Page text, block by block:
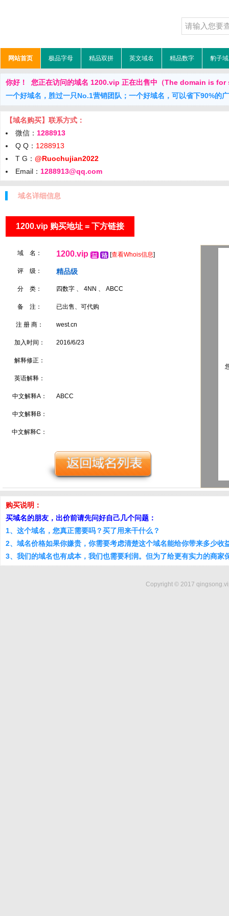
网站首页 极品字母 精品双拼 英文域名 精品数字 豹子
你好！ 您正在访问的域名 1200.vip 正在出售中（The domain is for
一个好域名，胜过一只No.1营销团队；一个好域名，可以省下90%的
【域名购买】联系方式：
微信： 1288913
Q Q： 1288913
T G： @Ruochujian2022
Email： 1288913@qq.com
域名详细信息
1200.vip 购买地址 = 下方链接
域 名： 1200.vip [查看Whois信息]
评 级： 精品级
分 类： 四数字 、 4NN 、 ABCC
备 注： 已出售、可代购
注 册 商： west.cn
加入时间： 2016/6/23
解释修正：
英语解释：
中文解释A： ABCC
中文解释B：
中文解释C：
购买说明：
买域名的朋友，出价前请先问好自己几个问题：
1、这个域名，您真正需要吗？买了用来干什么？
2、域名价格如果你嫌贵，你需要考虑清楚这个域名能给你带来多少收
3、我们的域名也有成本，我们也需要利润。但为了给更有实力的商家
Copyright © 2017